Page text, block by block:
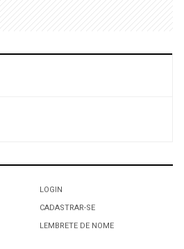
LOGIN
CADASTRAR-SE
LEMBRETE DE NOME